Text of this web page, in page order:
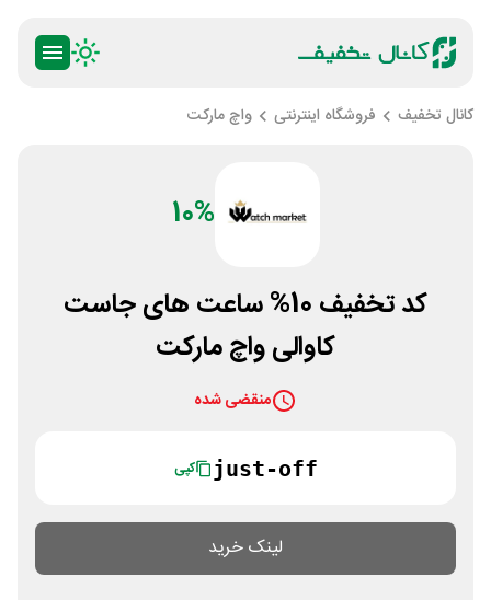
کانال تخفیف فروشگاه اینترنتی واچ مارکت
10%
کد تخفیف 10% ساعت های جاست
کاوالی واچ مارکت
منقضی شده
just-off کپی
لینک خرید